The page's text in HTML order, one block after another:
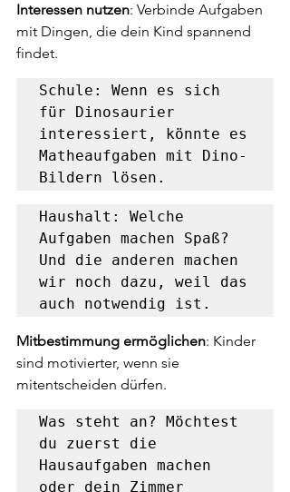
Interessen nutzen: Verbinde Aufgaben
mit Dingen, die dein Kind spannend
findet.
Schule: Wenn es sich
für Dinosaurier
interessiert, könnte es
Matheaufgaben mit Dino-
Bildern lösen.
Haushalt: Welche
Aufgaben machen Spaß?
Und die anderen machen
wir noch dazu, weil das
auch notwendig ist.
Mitbestimmung ermöglichen: Kinder
sind motivierter, wenn sie
mitentscheiden dürfen.
Was steht an? Möchtest
du zuerst die
Hausaufgaben machen
oder dein Zimmer